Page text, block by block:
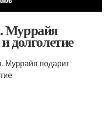
Муррайя
долголетие